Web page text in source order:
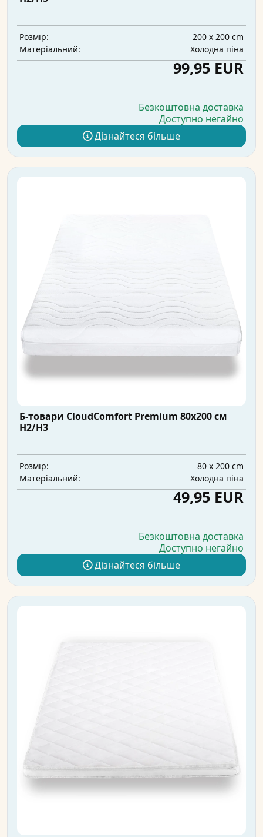
Розмір:
200 x 200 cm
Матеріальний:
Холодна піна
99,95 EUR
Безкоштовна доставка
Доступно негайно
Дізнайтеся більше
Б-товари CloudComfort Premium 80x200 см
H2/H3
Розмір:
80 x 200 cm
Матеріальний:
Холодна піна
49,95 EUR
Безкоштовна доставка
Доступно негайно
Дізнайтеся більше